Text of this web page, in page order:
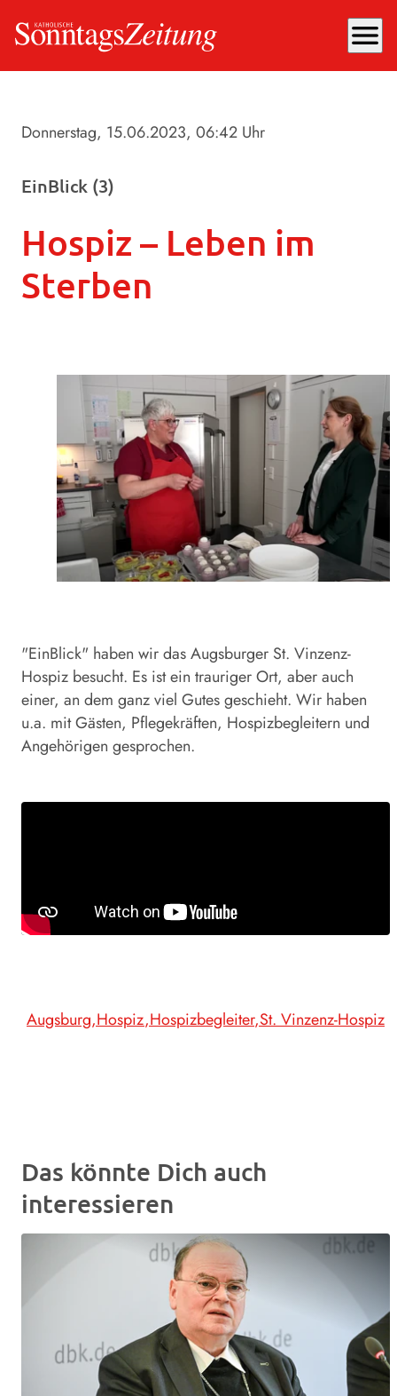
menu
Donnerstag, 15.06.2023, 06:42 Uhr
EinBlick (3)
Hospiz – Leben im
Sterben
"EinBlick" haben wir das Augsburger St. Vinzenz-
Hospiz besucht. Es ist ein trauriger Ort, aber auch
einer, an dem ganz viel Gutes geschieht. Wir haben
u.a. mit Gästen, Pflegekräften, Hospizbegleitern und
Angehörigen gesprochen.
Augsburg Hospiz Hospizbegleiter St. Vinzenz-Hospiz
Das könnte Dich auch
interessieren